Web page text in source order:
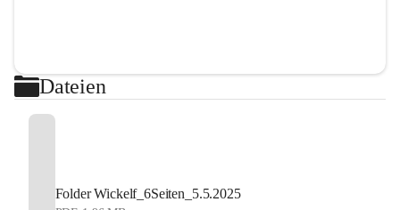
Dateien
Folder Wickelf_6Seiten_5.5.2025